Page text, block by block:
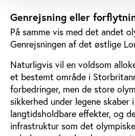
Genrejsning eller
På samme vis med det andet
Genrejsningen af det østlige
Naturligvis vil en voldsom
et bestemt område i
forbedringer, men de store
sikkerhed under legene skaber
langtidsholdbare effekter, og
infrastruktur som det